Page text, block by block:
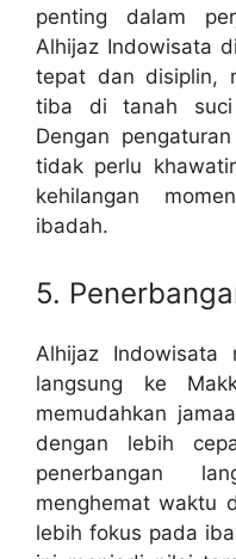
penting dalam
Alhijaz Indowisata
tepat dan disiplin,
tiba di tanah suci
Dengan
tidak perlu
kehilangan
ibadah.
5.
Alhijaz Indowisata
langsung ke
memudahkan
dengan lebih
penerbangan
menghemat waktu
lebih fokus pada